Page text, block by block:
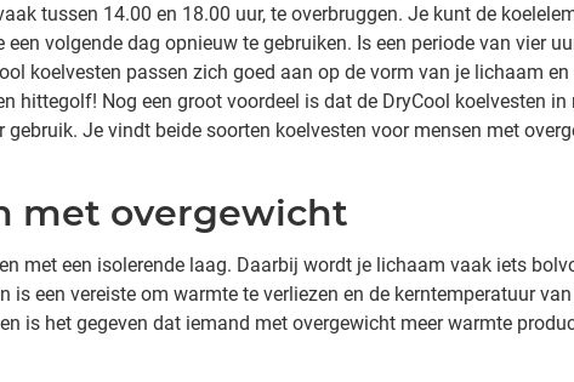
tussen 14.00 en 18.00 uur, te overbruggen. Je kunt de
volgende dag opnieuw te gebruiken. Is een periode van vier
koelvesten passen zich goed aan op de vorm van je lichaam
hittegolf! Nog een groot voordeel is dat de DryCool koelvesten in
Je vindt beide soorten koelvesten voor mensen met
met overgewicht
met een isolerende laag. Daarbij wordt je lichaam vaak iets
een vereiste om warmte te verliezen en de kerntemperatuur
is het gegeven dat iemand met overgewicht meer warmte